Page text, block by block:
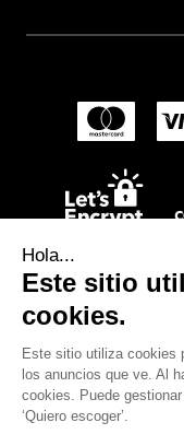
Hola...
Este sitio
cookies.
Este sitio utiliza cookies
los anuncios que ve. Al
cookies. Puede
‘Quiero escoger’.
©